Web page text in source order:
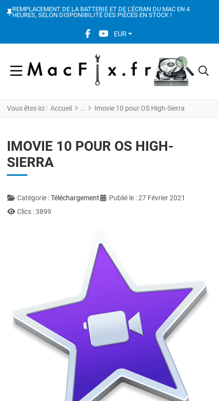
REMPLACEMENT DE LA BATTERIE ET DE L’ÉCRAN DU MAC EN 4
HEURES, SELON DISPONIBILITÉ DES PIÈCES EN STOCK !
FACEBOOK SOCIAL LINK
YOUTUBE SOCIAL LINK
EUR
Vous êtes ici : Accueil Imovie 10 pour OS High-Sierra
IMOVIE 10 POUR OS HIGH-
SIERRA
DétailsCatégorie :Téléchargement
Publié le : 27 Février 2021
Clics : 3899